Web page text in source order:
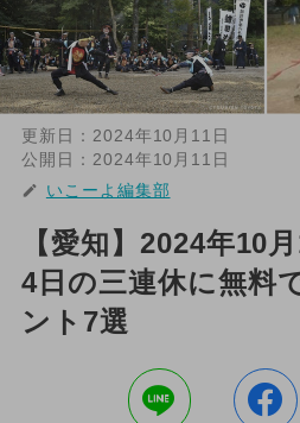
更新日： 2024年10月11日
公開日： 2024年10月11日
いこーよ編集部
【愛知】2024年10
4日の三連休に無料
ント7選